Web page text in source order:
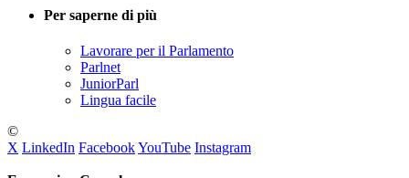
Per saperne di più
Lavorare per il Parlamento
Parlnet
JuniorParl
Lingua facile
©
X LinkedIn FacebookYouTube Instagram